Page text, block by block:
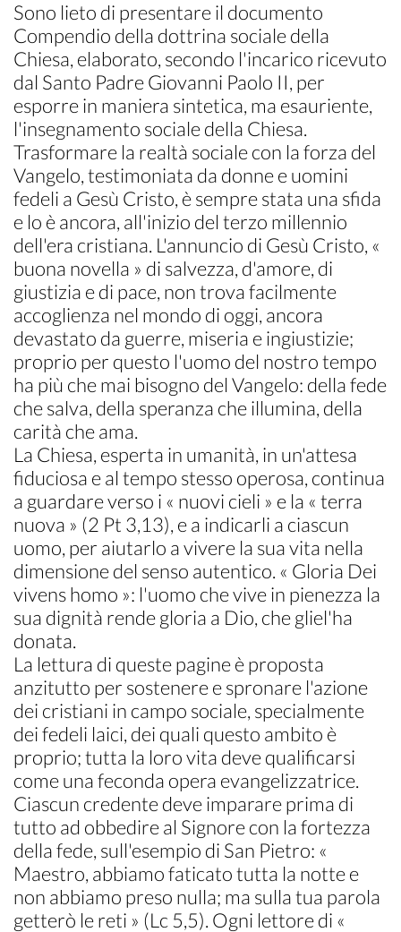
Sono lieto di presentare il documento
Compendio della dottrina sociale della
Chiesa, elaborato, secondo l'incarico ricevuto
dal Santo Padre Giovanni Paolo II, per
esporre in maniera sintetica, ma esauriente,
l'insegnamento sociale della Chiesa.
Trasformare la realtà sociale con la forza del
Vangelo, testimoniata da donne e uomini
fedeli a Gesù Cristo, è sempre stata una sfida
e lo è ancora, all'inizio del terzo millennio
dell'era cristiana. L'annuncio di Gesù Cristo, «
buona novella » di salvezza, d'amore, di
giustizia e di pace, non trova facilmente
accoglienza nel mondo di oggi, ancora
devastato da guerre, miseria e ingiustizie;
proprio per questo l'uomo del nostro tempo
ha più che mai bisogno del Vangelo: della fede
che salva, della speranza che illumina, della
carità che ama.
La Chiesa, esperta in umanità, in un'attesa
fiduciosa e al tempo stesso operosa, continua
a guardare verso i « nuovi cieli » e la « terra
nuova » (2 Pt 3,13), e a indicarli a ciascun
uomo, per aiutarlo a vivere la sua vita nella
dimensione del senso autentico. « Gloria Dei
vivens homo »: l'uomo che vive in pienezza la
sua dignità rende gloria a Dio, che gliel'ha
donata.
La lettura di queste pagine è proposta
anzitutto per sostenere e spronare l'azione
dei cristiani in campo sociale, specialmente
dei fedeli laici, dei quali questo ambito è
proprio; tutta la loro vita deve qualificarsi
come una feconda opera evangelizzatrice.
Ciascun credente deve imparare prima di
tutto ad obbedire al Signore con la fortezza
della fede, sull'esempio di San Pietro: «
Maestro, abbiamo faticato tutta la notte e
non abbiamo preso nulla; ma sulla tua parola
getterò le reti » (Lc 5,5). Ogni lettore di «